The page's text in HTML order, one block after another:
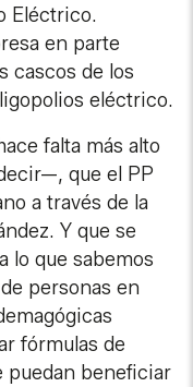
Eléctrico.
en parte
cascos de los
eléctrico.
falta más alto
que el PP
a través de la
Y que se
lo que sabemos
personas en
fórmulas de
puedan beneficiar